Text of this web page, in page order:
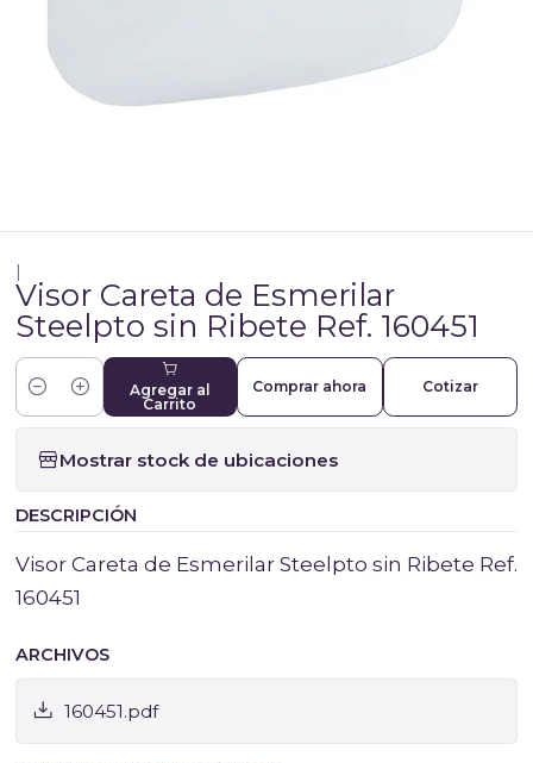
|
Visor Careta de Esmerilar
Steelpto sin Ribete Ref. 160451
Cantidad
Agregar al
Carrito
Comprar ahora Cotizar
Mostrar stock de ubicaciones
DESCRIPCIÓN
Visor Careta de Esmerilar Steelpto sin Ribete Ref.
160451
ARCHIVOS
160451.pdf